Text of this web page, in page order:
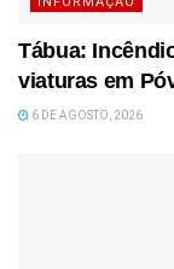
Tábua:
viaturas em
6 DE AGOSTO, 2026